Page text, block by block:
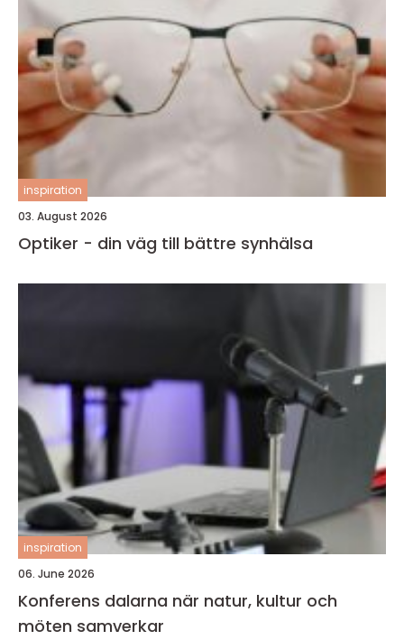
inspiration
03. August 2026
Optiker - din väg till bättre synhälsa
inspiration
06. June 2026
Konferens dalarna när natur, kultur och
möten samverkar